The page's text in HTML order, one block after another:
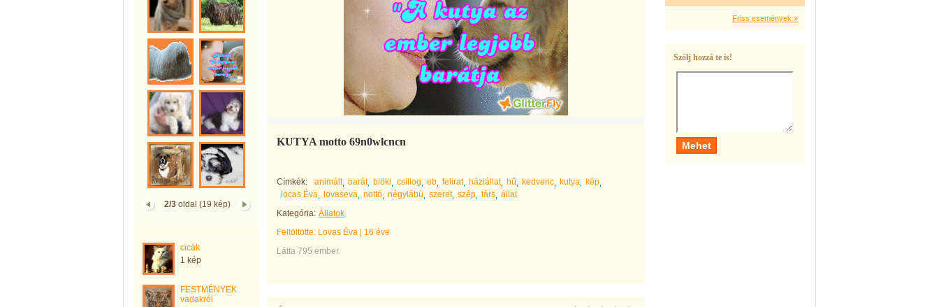
2/3oldal (19 kép)
cicák
1 kép
FESTMÉNYEK
vadakról
KUTYA motto 69n0wlcncn
Címkék: animált barát blöki csillog eb felirat háziállat hű kedvenc kutya
kép
locas Éva
lovaseva nottó négylábú szeret szép társ állat
Kategória: Állatok
Feltöltötte: Lovas Éva
16 éve
Látta 795 ember.
Friss események »
Szólj hozzá te is!